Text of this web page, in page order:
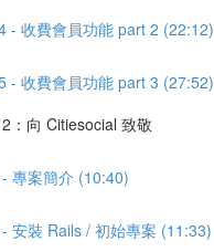
- 收費會員功能 part 2 (22:12)
- 收費會員功能 part 3 (27:52)
：向 Citiesocial 致敬
專案簡介 (10:40)
安裝 Rails / 初始專案 (11:33)